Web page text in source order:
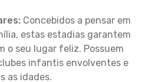
Concebidos a pensar em
estas estadias garantem
o seu lugar feliz. Possuem
infantis envolventes e
as idades.